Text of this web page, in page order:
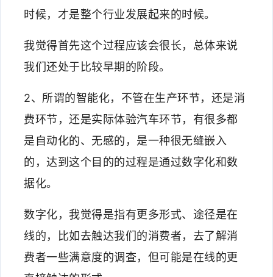
时候，才是整个行业发展起来的时候。
我觉得首先这个过程应该会很长，总体来说
我们还处于比较早期的阶段。
2、所谓的智能化，不管在生产环节，还是消
费环节，还是实际体验汽车环节，有很多都
是自动化的、无感的，是一种很无缝嵌入
的，达到这个目的的过程是通过数字化和数
据化。
数字化，我觉得是指有更多形式、途径是在
线的，比如去触达我们的消费者，去了解消
费者一些满意度的调查，但可能是在线的更